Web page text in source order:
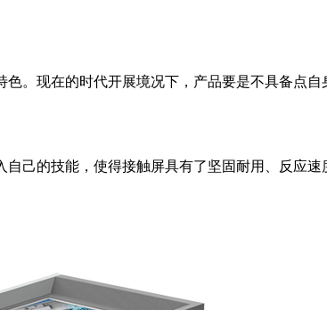
。现在的时代开展境况下，产品要是不具备点
己的技能，使得接触屏具有了坚固耐用、反应